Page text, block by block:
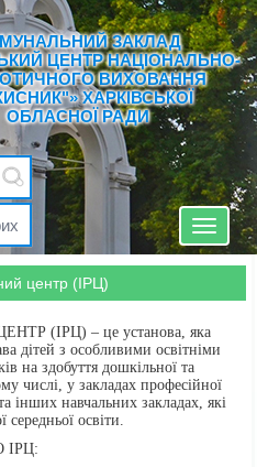
ЗАКЛАД
ЦЕНТР НАЦІОНАЛЬНО-
ВИХОВАННЯ
ХАРКІВСЬКОЇ
ОБЛАСНОЇ РАДИ
Toggle
центр (ІРЦ)
(ІРЦ) – це установа, яка
дітей з особливими освітніми
на здобуття дошкільної та
числі, у закладах професійної
інших навчальних закладах, які
середньої освіти.